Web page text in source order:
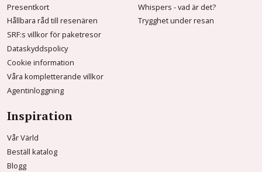
Presentkort
Hållbara råd till resenären
SRF:s villkor för paketresor
Dataskyddspolicy
Cookie information
Våra kompletterande villkor
Agentinloggning
Whispers - vad är det?
Trygghet under resan
Inspiration
Vår Värld
Beställ katalog
Blogg